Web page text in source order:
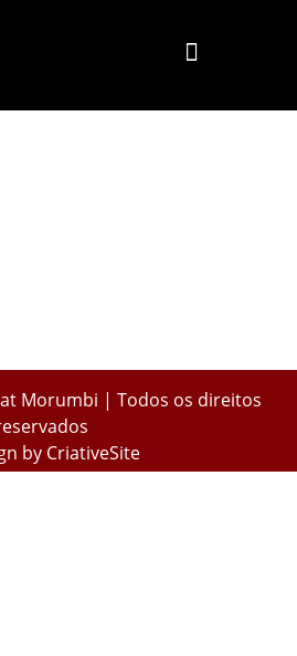
Morumbi | Todos os direitos
by CriativeSite